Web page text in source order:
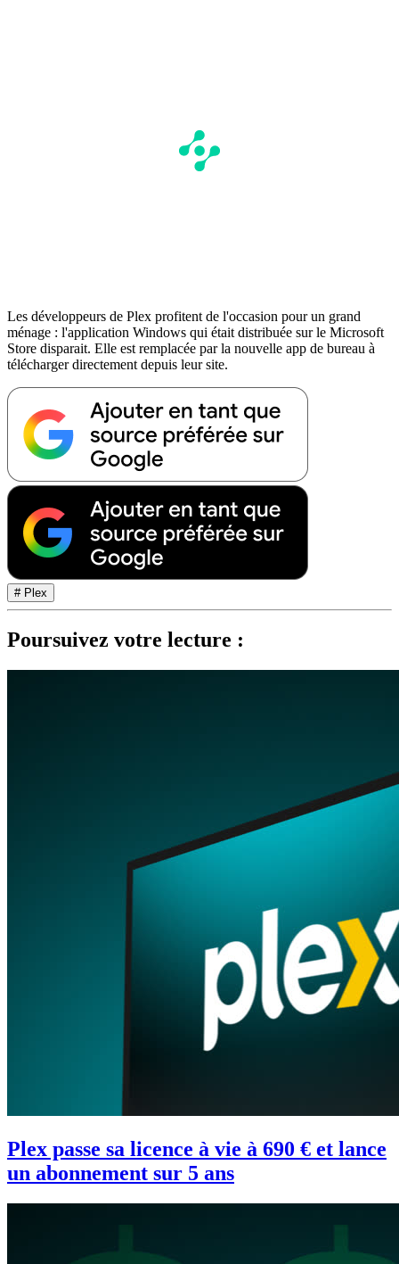
Les développeurs de Plex profitent de l'occasion pour un grand
ménage : l'application Windows qui était distribuée sur le Microsoft
Store disparait. Elle est remplacée par la nouvelle app de bureau à
télécharger directement depuis leur site.
# Plex
Poursuivez votre lecture :
Plex passe sa licence à vie à 690 € et lance
un abonnement sur 5 ans